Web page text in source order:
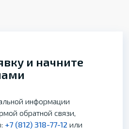
и начните
информации
обратной связи,
+7 (812) 318-77-12 или